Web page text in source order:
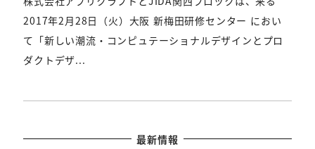
2017年2月28日（火）大阪 新梅田研修センター におい
て「新しい潮流・コンピュテーショナルデザインとプロ
ダクトデザ...
最新情報